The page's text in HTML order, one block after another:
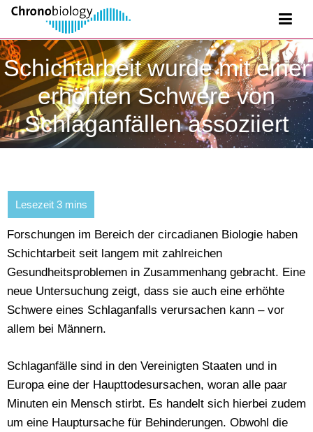
Schichtarbeit wurde mit einer
erhöhten Schwere von
Schlaganfällen assoziiert
Forschungen im Bereich der circadianen Biologie haben
Schichtarbeit seit langem mit zahlreichen
Gesundheitsproblemen in Zusammenhang gebracht. Eine
neue Untersuchung zeigt, dass sie auch eine erhöhte
Schwere eines Schlaganfalls verursachen kann – vor
allem bei Männern.
Schlaganfälle sind in den Vereinigten Staaten und in
Europa eine der Haupttodesursachen, woran alle paar
Minuten ein Mensch stirbt. Es handelt sich hierbei zudem
um eine Hauptursache für Behinderungen. Obwohl die